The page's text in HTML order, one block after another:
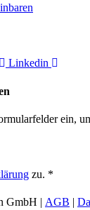
Linkedin
ein,
zu. *
GmbH | AGB |